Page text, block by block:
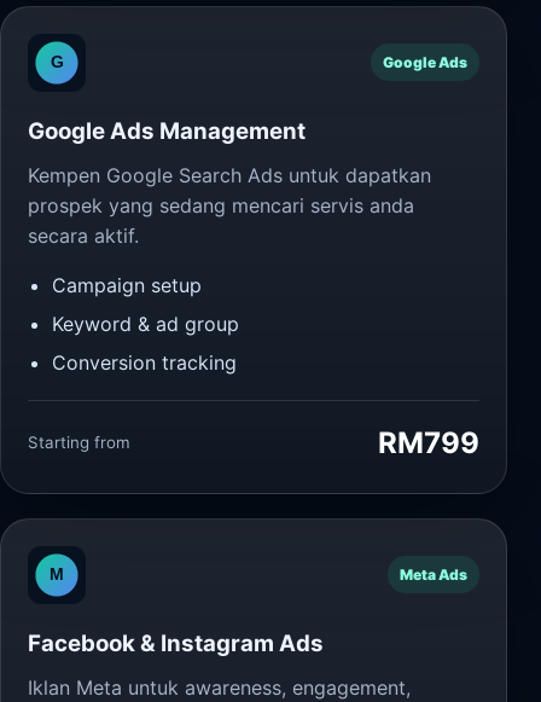
Google Ads
Google Ads Management
Kempen Google Search Ads untuk dapatkan
prospek yang sedang mencari servis anda
secara aktif.
Campaign setup
Keyword & ad group
Conversion tracking
Starting from RM799
Meta Ads
Facebook & Instagram Ads
Iklan Meta untuk awareness, engagement,